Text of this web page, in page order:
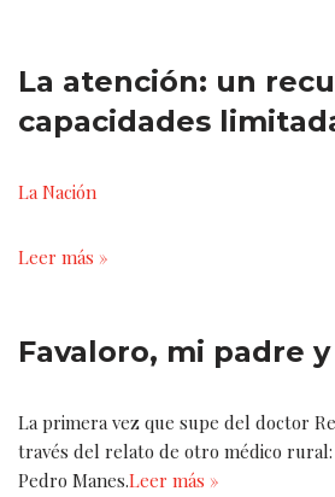
La atención: un
capacidades
La Nación
Leer más »
Favaloro, mi padre
La primera vez que supe del doctor
través del relato de otro médico
Pedro Manes.Leer más »